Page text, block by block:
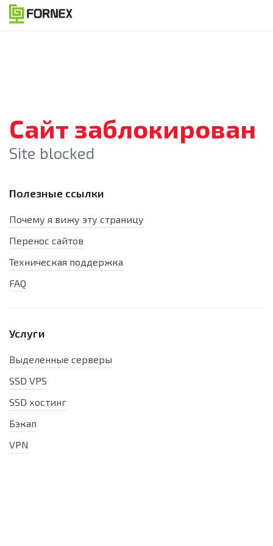
Сайт заблокирован
Site blocked
Полезные ссылки
Почему я вижу эту страницу
Перенос сайтов
Техническая поддержка
FAQ
Услуги
Выделенные серверы
SSD VPS
SSD хостинг
Бэкап
VPN